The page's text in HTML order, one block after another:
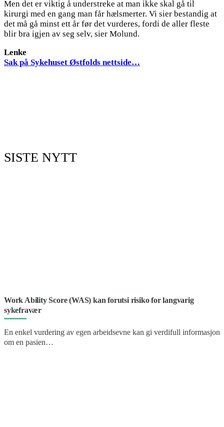
Men det er viktig å understreke at man ikke skal gå til
kirurgi med en gang man får hælsmerter. Vi sier bestandig at
det må gå minst ett år før det vurderes, fordi de aller fleste
blir bra igjen av seg selv, sier Molund.
Lenke
Sak på Sykehuset Østfolds nettside…
SISTE NYTT
Work Ability Score (WAS) kan forutsi risiko for langvarig
sykefravær
En enkel vurdering av egen arbeidsevne kan gi verdifull informasjon
om en pasien…